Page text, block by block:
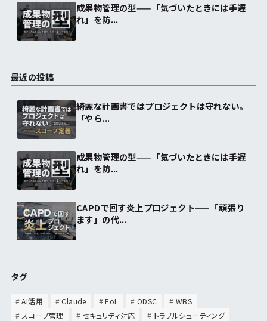
成果物管理の型——「気づいたときには手遅
れ」を防...
最近の投稿
綺麗な計画書ではプロジェクトは守れない。
「やら...
成果物管理の型——「気づいたときには手遅
れ」を防...
CAPDで回す炎上プロジェクト——「頑張り
ます」の代...
タグ
AI活用 Claude EoL ODSC
WBS
スコープ管理
セキュリティ対応
トラブルシューティング